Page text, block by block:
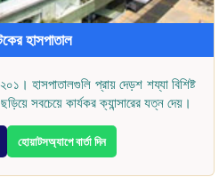
হাসপাতাল
হাসপাতালগুলি প্রায় দেড়শ শয্যা বিশিষ্ট
সবচেয়ে কার্যকর ক্যান্সারের যত্ন দেয়।
হোয়াটসঅ্যাপে বার্তা দিন